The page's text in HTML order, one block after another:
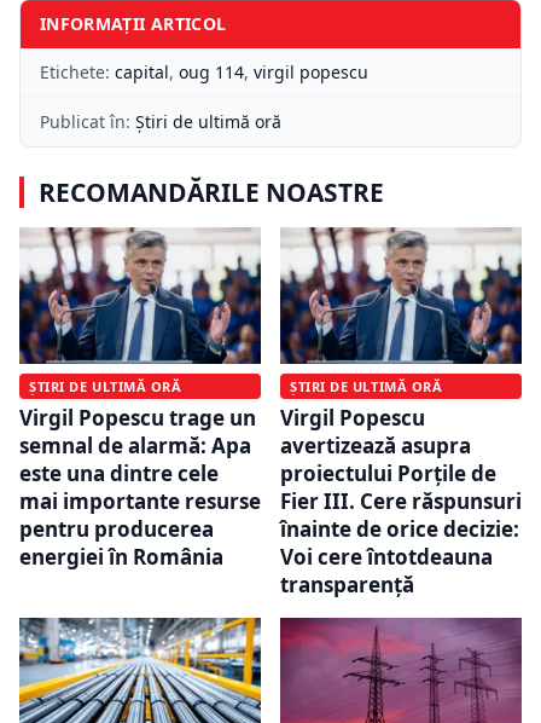
INFORMAȚII ARTICOL
Etichete: capital, oug 114, virgil popescu
Publicat în: Știri de ultimă oră
RECOMANDĂRILE NOASTRE
ȘTIRI DE ULTIMĂ ORĂ
Virgil Popescu trage un
semnal de alarmă: Apa
este una dintre cele
mai importante resurse
pentru producerea
energiei în România
ȘTIRI DE ULTIMĂ ORĂ
Virgil Popescu
avertizează asupra
proiectului Porțile de
Fier III. Cere răspunsuri
înainte de orice decizie:
Voi cere întotdeauna
transparență